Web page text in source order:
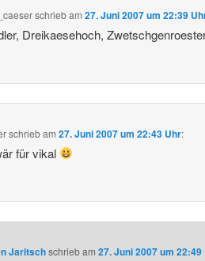
schriebam27. Juni 2007 um 22:39
Dreikaesehoch,
schriebam27. Juni 2007 um 22:43 Uhr:
für vikal
Jaritschschriebam27. Juni 2007 um 22:49